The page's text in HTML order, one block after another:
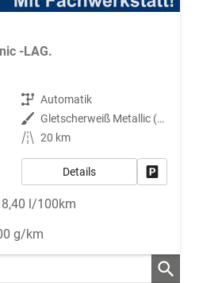
-LAG.
Getriebe Automatik
Außenfarbe
Gletscherweiß Metallic (2Y)
Kilometerstand 20 km
Details
8,40 l/100km
g/km